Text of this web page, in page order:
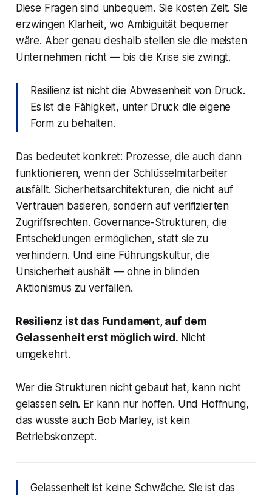
Diese Fragen sind unbequem. Sie kosten Zeit. Sie
erzwingen Klarheit, wo Ambiguität bequemer
wäre. Aber genau deshalb stellen sie die meisten
Unternehmen nicht — bis die Krise sie zwingt.
Resilienz ist nicht die Abwesenheit von Druck.
Es ist die Fähigkeit, unter Druck die eigene
Form zu behalten.
Das bedeutet konkret: Prozesse, die auch dann
funktionieren, wenn der Schlüsselmitarbeiter
ausfällt. Sicherheitsarchitekturen, die nicht auf
Vertrauen basieren, sondern auf verifizierten
Zugriffsrechten. Governance-Strukturen, die
Entscheidungen ermöglichen, statt sie zu
verhindern. Und eine Führungskultur, die
Unsicherheit aushält — ohne in blinden
Aktionismus zu verfallen.
Resilienz ist das Fundament, auf dem
Gelassenheit erst möglich wird. Nicht
umgekehrt.
Wer die Strukturen nicht gebaut hat, kann nicht
gelassen sein. Er kann nur hoffen. Und Hoffnung,
das wusste auch Bob Marley, ist kein
Betriebskonzept.
Gelassenheit ist keine Schwäche. Sie ist das